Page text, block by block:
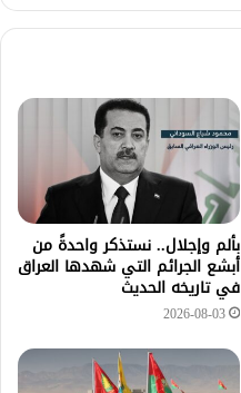
بألم وإجلال.. نستذكر واحدةً من
أبشع الجرائم التي شهدها العراق
في تاريخه الحديث
2026-08-03